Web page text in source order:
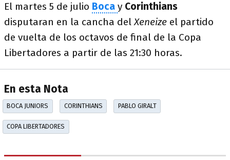
El martes 5 de julio Boca y Corinthians
disputaran en la cancha delXeneize el partido
de vuelta de los octavos de final de la Copa
Libertadores a partir de las 21:30 horas.
En esta Nota
BOCA JUNIORS CORINTHIANS PABLO GIRALT
COPA LIBERTADORES